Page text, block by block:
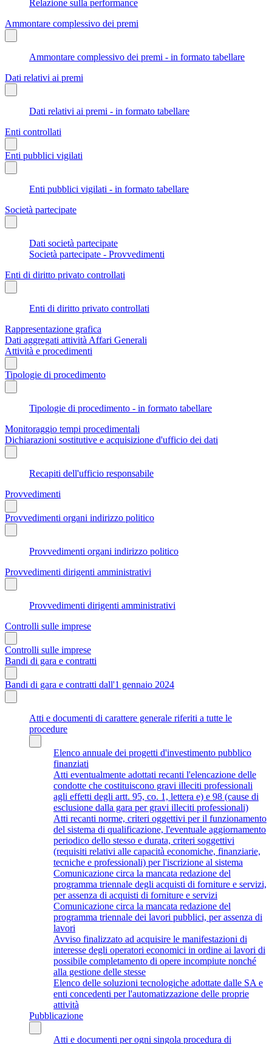
Relazione sulla performance
Ammontare complessivo dei premi
Ammontare complessivo dei premi - in formato tabellare
Dati relativi ai premi
Dati relativi ai premi - in formato tabellare
Enti controllati
Enti pubblici vigilati
Enti pubblici vigilati - in formato tabellare
Società partecipate
Dati società partecipate
Società partecipate - Provvedimenti
Enti di diritto privato controllati
Enti di diritto privato controllati
Rappresentazione grafica
Dati aggregati attività Affari Generali
Attività e procedimenti
Tipologie di procedimento
Tipologie di procedimento - in formato tabellare
Monitoraggio tempi procedimentali
Dichiarazioni sostitutive e acquisizione d'ufficio dei dati
Recapiti dell'ufficio responsabile
Provvedimenti
Provvedimenti organi indirizzo politico
Provvedimenti organi indirizzo politico
Provvedimenti dirigenti amministrativi
Provvedimenti dirigenti amministrativi
Controlli sulle imprese
Controlli sulle imprese
Bandi di gara e contratti
Bandi di gara e contratti dall'1 gennaio 2024
Atti e documenti di carattere generale riferiti a tutte le
procedure
Elenco annuale dei progetti d'investimento pubblico
finanziati
Atti eventualmente adottati recanti l'elencazione delle
condotte che costituiscono gravi illeciti professionali
agli effetti degli artt. 95, co. 1, lettera e) e 98 (cause di
esclusione dalla gara per gravi illeciti professionali)
Atti recanti norme, criteri oggettivi per il funzionamento
del sistema di qualificazione, l'eventuale aggiornamento
periodico dello stesso e durata, criteri soggettivi
(requisiti relativi alle capacità economiche, finanziarie,
tecniche e professionali) per l'iscrizione al sistema
Comunicazione circa la mancata redazione del
programma triennale degli acquisti di forniture e servizi,
per assenza di acquisti di forniture e servizi
Comunicazione circa la mancata redazione del
programma triennale dei lavori pubblici, per assenza di
lavori
Avviso finalizzato ad acquisire le manifestazioni di
interesse degli operatori economici in ordine ai lavori di
possibile completamento di opere incompiute nonché
alla gestione delle stesse
Elenco delle soluzioni tecnologiche adottate dalle SA e
enti concedenti per l'automatizzazione delle proprie
attività
Pubblicazione
Atti e documenti per ogni singola procedura di